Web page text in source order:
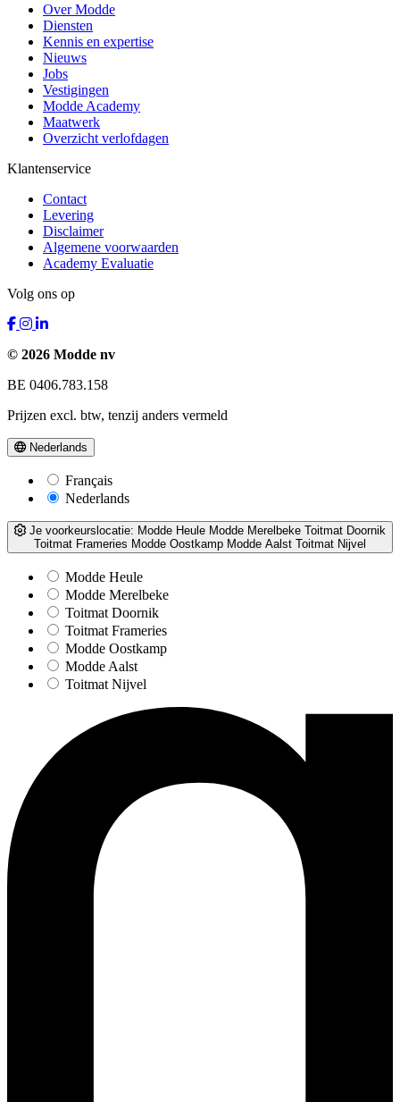
Over Modde
Diensten
Kennis en expertise
Nieuws
Jobs
Vestigingen
Modde Academy
Maatwerk
Overzicht verlofdagen
Klantenservice
Contact
Levering
Disclaimer
Algemene voorwaarden
Academy Evaluatie
Volg ons op
© 2026 Modde nv
BE 0406.783.158
Prijzen excl. btw, tenzij anders vermeld
Nederlands
Français
Nederlands
Je voorkeurslocatie: Modde Heule Modde Merelbeke Toitmat Doornik
Toitmat Frameries Modde Oostkamp Modde Aalst Toitmat Nijvel
Modde Heule
Modde Merelbeke
Toitmat Doornik
Toitmat Frameries
Modde Oostkamp
Modde Aalst
Toitmat Nijvel